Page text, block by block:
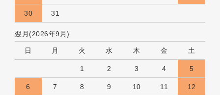
30 31
翌月(2026年9月)
日 月 火 水 木 金 土
1 2 3 4 5
6 7 8 9 10 11 12